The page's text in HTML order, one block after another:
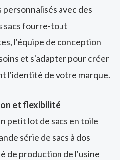
personnalisés avec des
sacs fourre-tout
l'équipe de conception
et s'adapter pour créer
l'identité de votre marque.
et flexibilité
petit lot de sacs en toile
série de sacs à dos
de production de l'usine